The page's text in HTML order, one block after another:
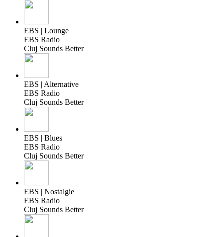
EBS | Lounge
EBS Radio
Cluj Sounds Better
EBS | Alternative
EBS Radio
Cluj Sounds Better
EBS | Blues
EBS Radio
Cluj Sounds Better
EBS | Nostalgie
EBS Radio
Cluj Sounds Better